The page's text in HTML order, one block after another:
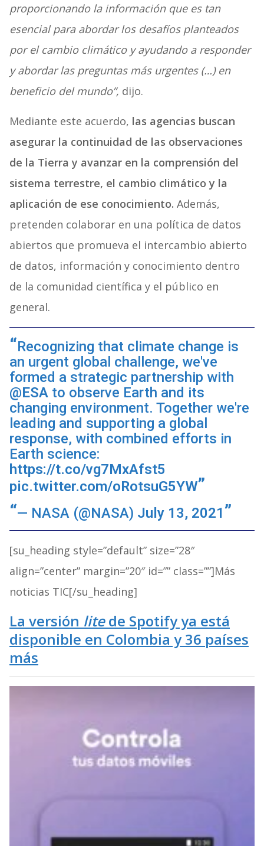
proporcionando la información que es tan
esencial para abordar los desafíos planteados
por el cambio climático y ayudando a responder
y abordar las preguntas más urgentes (…) en
beneficio del mundo”, dijo.
Mediante este acuerdo, las agencias buscan
asegurar la continuidad de las observaciones
de la Tierra y avanzar en la comprensión del
sistema terrestre, el cambio climático y la
aplicación de ese conocimiento. Además,
pretenden colaborar en una política de datos
abiertos que promueva el intercambio abierto
de datos, información y conocimiento dentro
de la comunidad científica y el público en
general.
Recognizing that climate change is
an urgent global challenge, we've
formed a strategic partnership with
@ESAto observe Earth and its
changing environment. Together we're
leading and supporting a global
response, with combined efforts in
Earth science:
https://t.co/vg7MxAfst5
pic.twitter.com/oRotsuG5YW
— NASA (@NASA) July 13, 2021
[su_heading style=”default” size=”28″
align=”center” margin=”20″ id=”” class=””]Más
noticias TIC[/su_heading]
La versión litede Spotify ya está
disponible en Colombia y 36 países
más